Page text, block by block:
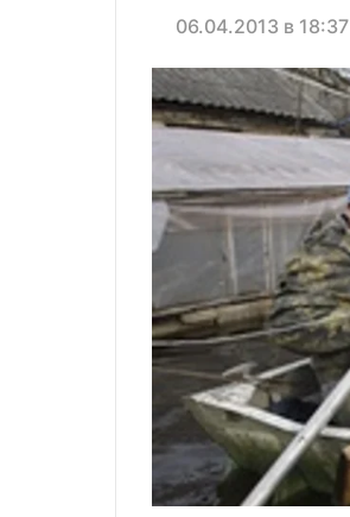
06.04.2013 в 18:37